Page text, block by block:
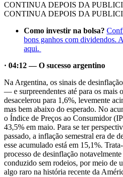
CONTINUA DEPOIS DA
CONTINUA DEPOIS DA
Como investir na bolsa?
bons ganhos com dividendos.
aqui.
· 04:12 — O sucesso argentino
Na Argentina, os sinais de
— e surpreendentes até para os mais
desacelerou para 1,6%, levemente
mas bem abaixo do esperado. No
o Índice de Preços ao Consumidor
43,5% em maio. Para se ter
passado, a inflação semestral era de
esse acumulado está em 15,1%.
processo de desinflação
conduzido sem rodeios, por meio de
algo raro na história recente da